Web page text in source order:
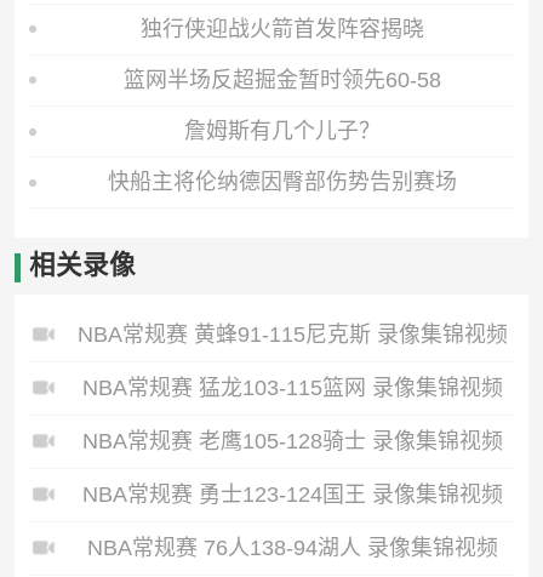
独行侠迎战火箭首发阵容揭晓
篮网半场反超掘金暂时领先60-58
詹姆斯有几个儿子？
快船主将伦纳德因臀部伤势告别赛场
相关录像
NBA常规赛 黄蜂91-115尼克斯 录像集锦视频
NBA常规赛 猛龙103-115篮网 录像集锦视频
NBA常规赛 老鹰105-128骑士 录像集锦视频
NBA常规赛 勇士123-124国王 录像集锦视频
NBA常规赛 76人138-94湖人 录像集锦视频